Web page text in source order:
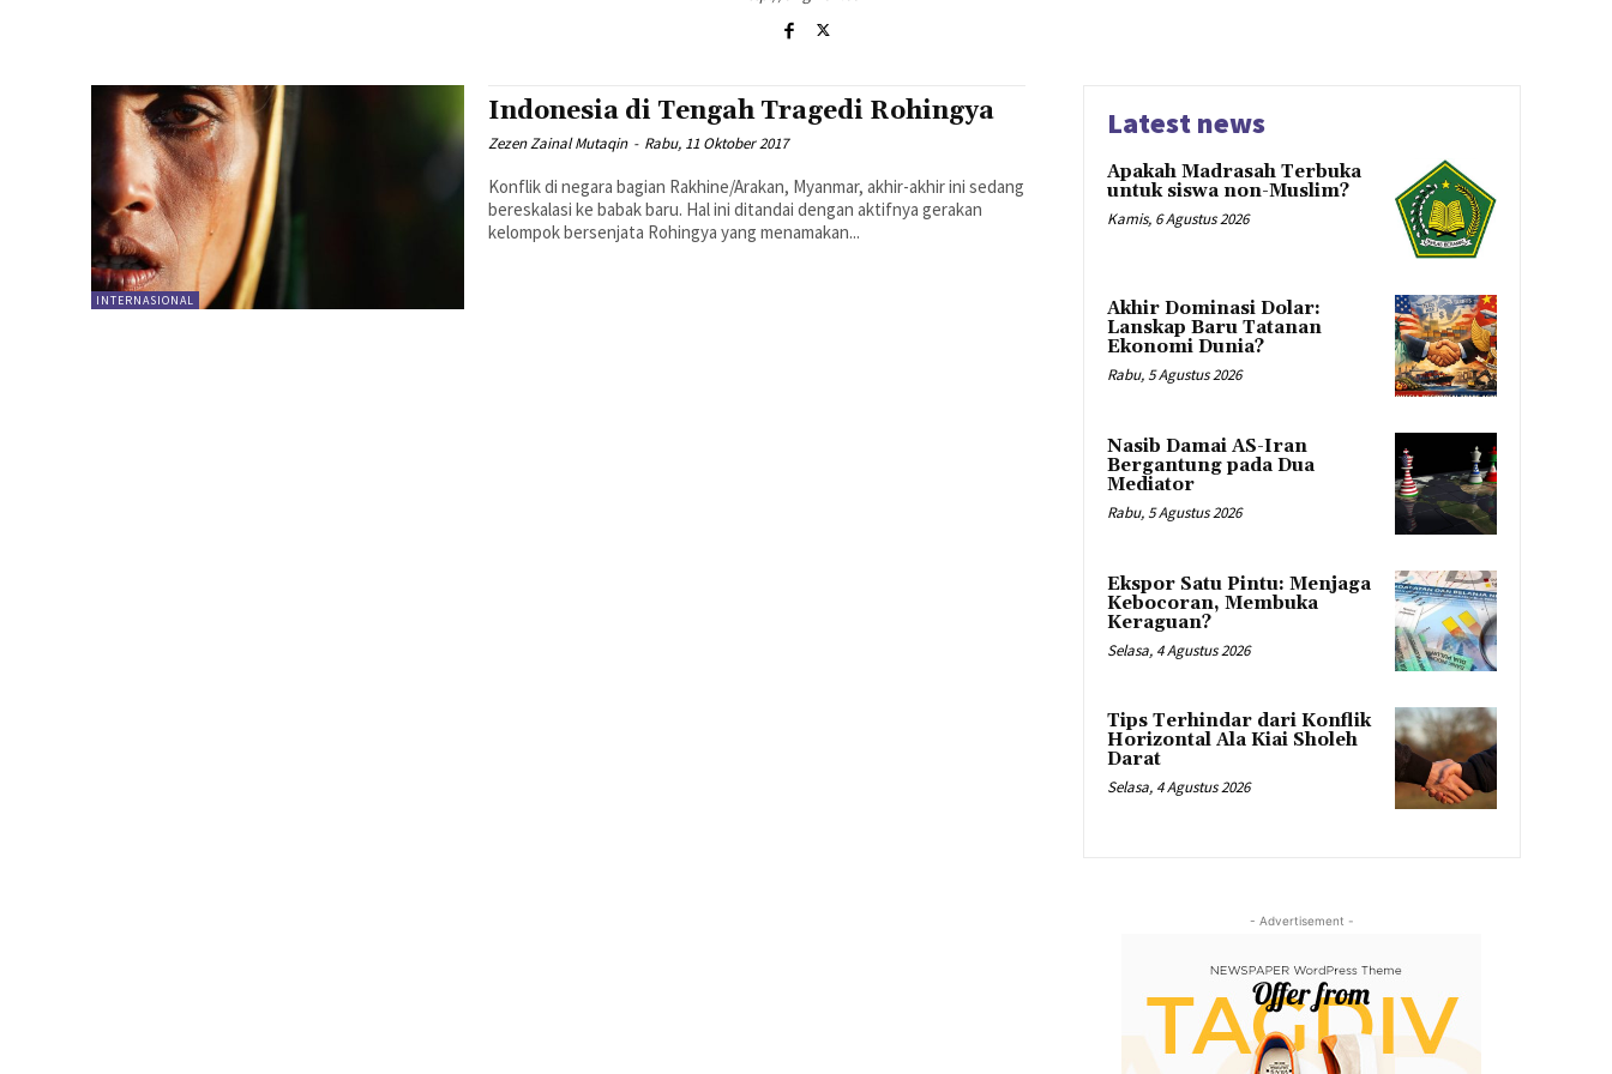
INTERNASIONAL
Indonesia di Tengah Tragedi Rohingya
Zezen Zainal Mutaqin - Rabu, 11 Oktober 2017
Konflik di negara bagian Rakhine/Arakan, Myanmar, akhir-akhir ini sedang
bereskalasi ke babak baru. Hal ini ditandai dengan aktifnya gerakan
kelompok bersenjata Rohingya yang menamakan...
Latest news
Apakah Madrasah Terbuka
untuk siswa non-Muslim?
Kamis, 6 Agustus 2026
Akhir Dominasi Dolar:
Lanskap Baru Tatanan
Ekonomi Dunia?
Rabu, 5 Agustus 2026
Nasib Damai AS-Iran
Bergantung pada Dua
Mediator
Rabu, 5 Agustus 2026
Ekspor Satu Pintu: Menjaga
Kebocoran, Membuka
Keraguan?
Selasa, 4 Agustus 2026
Tips Terhindar dari Konflik
Horizontal Ala Kiai Sholeh
Darat
Selasa, 4 Agustus 2026
- Advertisement -